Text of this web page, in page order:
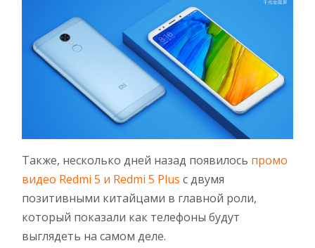
Также, несколько дней назад появилось промо
видео Redmi 5 и Redmi 5 Plus с двумя
позитивными китайцами в главной роли,
который показали как телефоны будут
выглядеть на самом деле.